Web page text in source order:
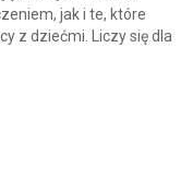
jak i te, które
z dziećmi. Liczy się dla